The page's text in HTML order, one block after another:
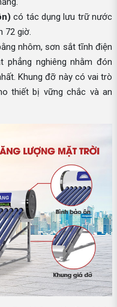
có tác dụng lưu trữ nước
72 giờ.
nhôm, sơn sắt tĩnh điện
nghiêng nhằm đón
Khung đỡ này có vai trò
thiết bị vững chắc và an